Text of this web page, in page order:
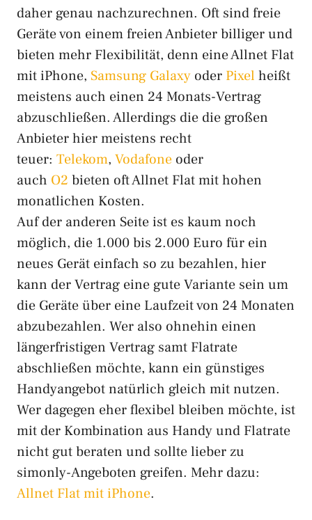
daher genau nachzurechnen. Oft sind freie
Geräte von einem freien Anbieter billiger und
bieten mehr Flexibilität, denn eine Allnet Flat
mit iPhone, Samsung Galaxy oder Pixel heißt
meistens auch einen 24 Monats-Vertrag
abzuschließen. Allerdings die die großen
Anbieter hier meistens recht
teuer: Telekom, Vodafone oder
auch O2 bieten oft Allnet Flat mit hohen
monatlichen Kosten.
Auf der anderen Seite ist es kaum noch
möglich, die 1.000 bis 2.000 Euro für ein
neues Gerät einfach so zu bezahlen, hier
kann der Vertrag eine gute Variante sein um
die Geräte über eine Laufzeit von 24 Monaten
abzubezahlen. Wer also ohnehin einen
längerfristigen Vertrag samt Flatrate
abschließen möchte, kann ein günstiges
Handyangebot natürlich gleich mit nutzen.
Wer dagegen eher flexibel bleiben möchte, ist
mit der Kombination aus Handy und Flatrate
nicht gut beraten und sollte lieber zu
simonly-Angeboten greifen. Mehr dazu:
Allnet Flat mit iPhone.